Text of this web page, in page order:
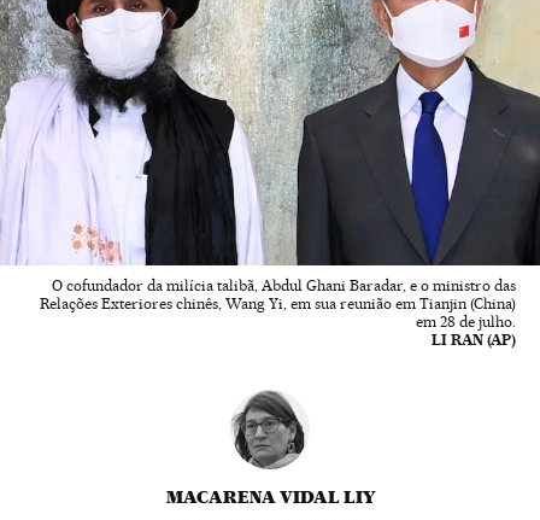
O cofundador da milícia talibã, Abdul Ghani Baradar, e o ministro das
Relações Exteriores chinês, Wang Yi, em sua reunião em Tianjin (China)
em 28 de julho.
LI RAN (AP)
MACARENA VIDAL LIY